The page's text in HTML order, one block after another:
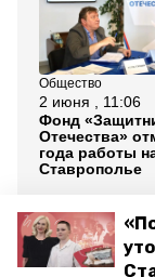
Общество
2 июня , 11:06
Фонд
Отечества»
года работы
Ставрополье
Все новости